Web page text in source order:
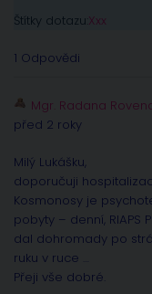
Štítky dotazu: Xxx
1 Odpovědi
Mgr. Radana
před 2 roky
Milý Lukášku,
doporučuji
Kosmonosy je
pobyty – denní,
dal dohromady po
ruku v ruce …
Přeji vše dobré.